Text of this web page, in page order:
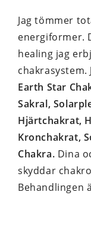
Jag tömmer
energiformer.
healing jag
Earth Star
Sakral,
Hjärtchakrat,
Kronchakrat,
Chakra. Dina
skyddar
Behandlingen